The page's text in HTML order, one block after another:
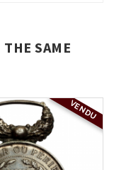
SAME
VENDU